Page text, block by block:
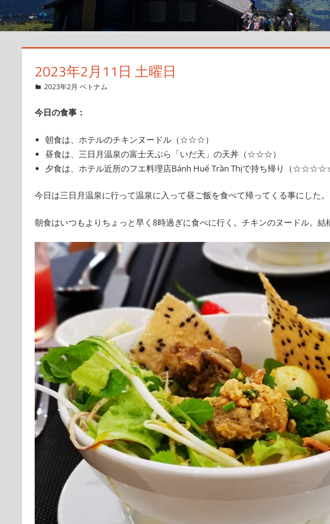
2023年2月11日 土曜日
2023年2月5日
管理者
2023年2月 ベトナム
今日の食事：
朝食は、ホテルのチキンヌードル（☆☆☆）
昼食は、三日月温泉の富士天ぷら「いだ天」の天丼（☆☆☆）
夕食は、ホテル近所のフエ料理店Bánh Huế Trần Thịで持ち帰り（
今日は三日月温泉に行って温泉に入って昼ご飯を食べて帰ってくる事にした。
朝食はいつもよりちょっと早く8時過ぎに食べに行く。チキンのヌードル。結